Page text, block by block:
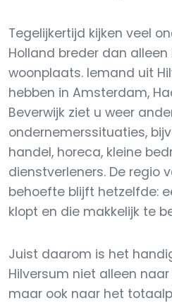
Tegelijkertijd kijken veel
Holland breder dan alleen
woonplaats. Iemand uit
hebben in Amsterdam,
Beverwijk ziet u weer
ondernemerssituaties,
handel, horeca, kleine
dienstverleners. De regio
behoefte blijft hetzelfde:
klopt en die makkelijk te
Juist daarom is het
Hilversum niet alleen
maar ook naar het